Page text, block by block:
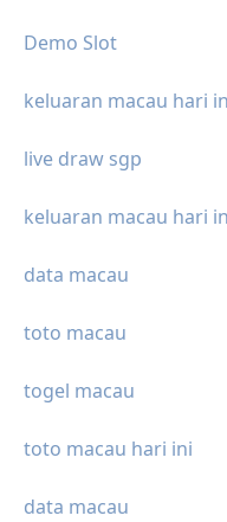
Demo Slot
keluaran macau hari
live draw sgp
keluaran macau hari
data macau
toto macau
togel macau
toto macau hari ini
data macau